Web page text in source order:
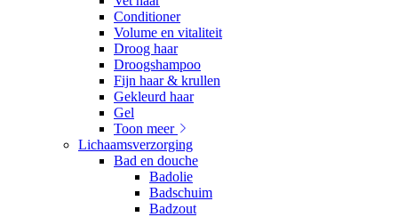
Conditioner
Volume en vitaliteit
Droog haar
Droogshampoo
Fijn haar & krullen
Gekleurd haar
Gel
Toon meer
Lichaamsverzorging
Bad en douche
Badolie
Badschuim
Badzout